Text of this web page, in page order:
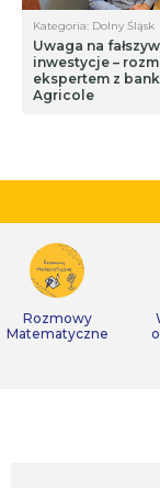
Kategoria: Dolny Śląsk
Uwaga na
inwestycje –
ekspertem z
Agricole
Rozmowy
Matematyczne